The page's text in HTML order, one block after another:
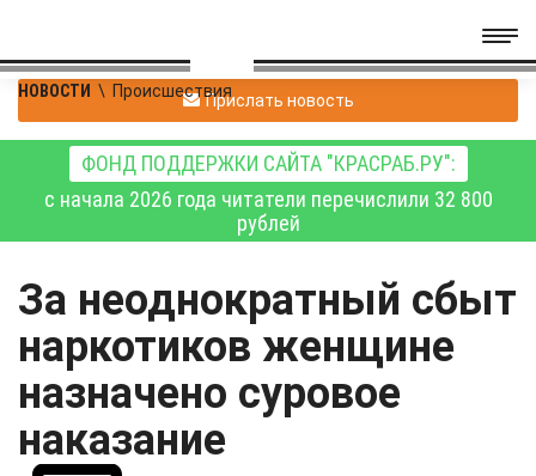
НОВОСТИ \ ПроисшествияПрислать новость
ФОНД ПОДДЕРЖКИ САЙТА "КРАСРАБ.РУ":
с начала 2026 года читатели перечислили 32 800
рублей
За неоднократный сбыт
наркотиков женщине
назначено суровое
наказание